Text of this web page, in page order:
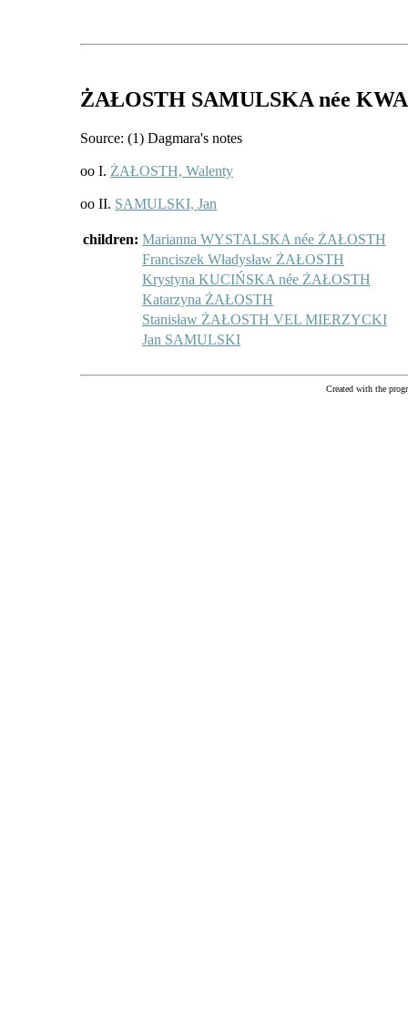
ŻAŁOSTH SAMULSKA née
Source: (1) Dagmara's notes
oo I. ŻAŁOSTH, Walenty
oo II. SAMULSKI, Jan
children: Marianna WYSTALSKA née ŻAŁOSTH
Franciszek Władysław ŻAŁOSTH
Krystyna KUCIŃSKA née ŻAŁOSTH
Katarzyna ŻAŁOSTH
Stanisław ŻAŁOSTH VEL MIERZYCKI
Jan SAMULSKI
Created with the